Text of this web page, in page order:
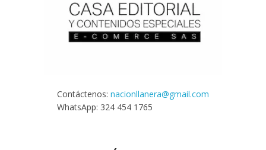
Contáctenos: nacionllanera@gmail.com
WhatsApp: 324 454 1765